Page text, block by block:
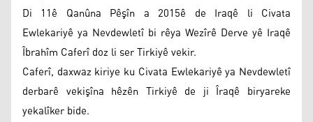
Di 11ê Qanûna Pêşîn a 2015ê de Iraqê li Civata
Ewlekariyê ya Nevdewletî bi rêya Wezîrê Derve yê Iraqê
Îbrahîm Caferî doz li ser Tirkiyê vekir.
Caferî, daxwaz kiriye ku Civata Ewlekariyê ya Nevdewletî
derbarê vekişîna hêzên Tirkiyê de ji Îraqê biryareke
yekalîker bide.